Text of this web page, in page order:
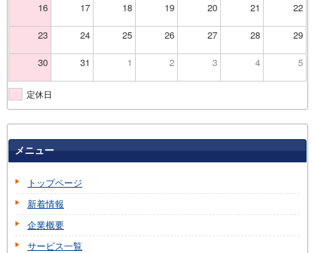
16 17 18 19 20 21 22
23 24 25 26 27 28 29
30 31 1 2 3 4 5
定休日
メニュー
トップページ
新着情報
企業概要
サービス一覧